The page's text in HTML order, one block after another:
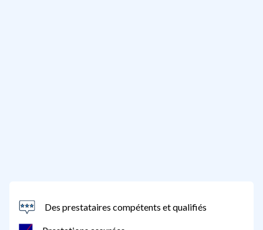
Des prestataires compétents et qualifiés